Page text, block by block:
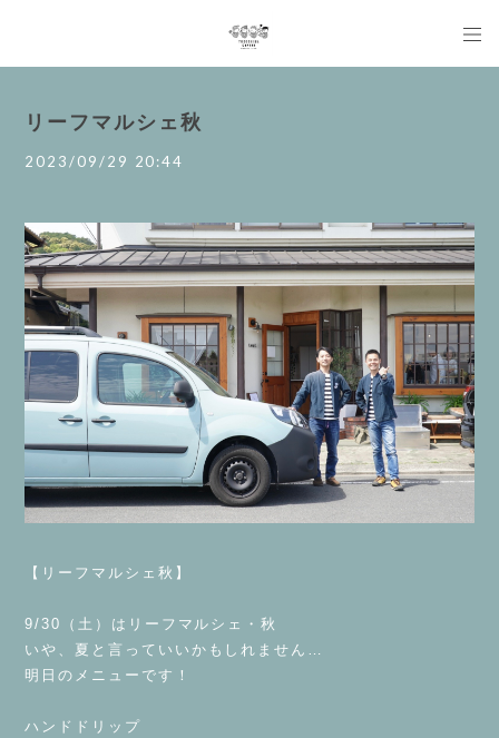
リーフマルシェ秋
2023/09/29 20:44
【リーフマルシェ秋】
9/30（土）はリーフマルシェ・秋
いや、夏と言っていいかもしれません…
明日のメニューです！
ハンドドリップ